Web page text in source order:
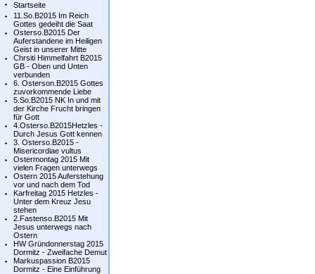
Startseite
11.So.B2015 Im Reich
Gottes gedeiht die Saat
Osterso.B2015 Der
Auferstandene im Heiligen
Geist in unserer Mitte
Chrsiti Himmelfahrt B2015
GB - Oben und Unten
verbunden
6. Osterson.B2015 Gottes
zuvorkommende Liebe
5.So.B2015 NK In und mit
der Kirche Frucht bringen
für Gott
4.Osterso.B2015Hetzles -
Durch Jesus Gott kennen
3. Osterso.B2015 -
Misericordiae vultus
Ostermontag 2015 Mit
vielen Fragen unterwegs
Ostern 2015 Auferstehung
vor und nach dem Tod
Karfreitag 2015 Hetzles -
Unter dem Kreuz Jesu
stehen
2.Fastenso.B2015 Mit
Jesus unterwegs nach
Ostern
HW Gründonnerstag 2015
Dormitz - Zweifache Demut
Markuspassion B2015
Dormitz - Eine Einführung